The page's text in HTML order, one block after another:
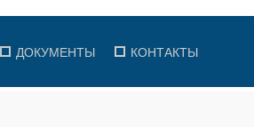
ДОКУМЕНТЫ КОНТАКТЫ